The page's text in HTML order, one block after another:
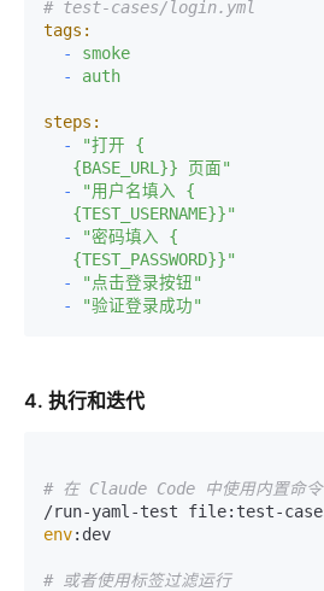
# test-cases/login.yml
tags:
-
smoke
-
auth
steps:
-
"打开 {
   {BASE_URL}} 页面"
-
"用户名填入 {
   {TEST_USERNAME}}"
-
"密码填入 {
   {TEST_PASSWORD}}"
-
"点击登录按钮"
-
"验证登录成功"
4. 执行和迭代
# 在 Claude Code 中使用内置命令
env:dev
# 或者使用标签过滤运行